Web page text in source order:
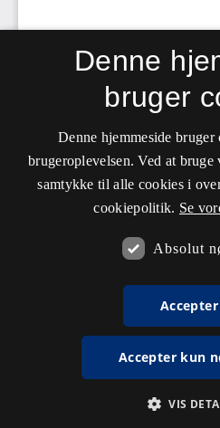
Denne
bruger
Denne hjemmeside
brugeroplevelsen. Ved at
samtykke til alle cookies i
cookiepolitik. Se
Absolut
Accepter kun
VIS